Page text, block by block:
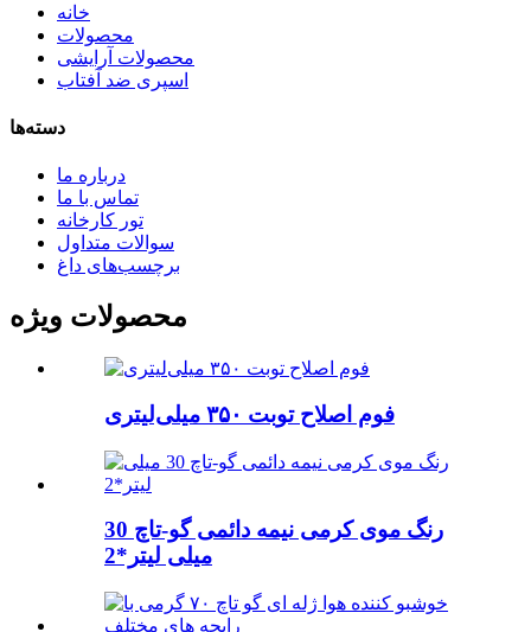
خانه
محصولات
محصولات آرایشی
اسپری ضد آفتاب
دسته‌ها
درباره ما
تماس با ما
تور کارخانه
سوالات متداول
برچسب‌های داغ
محصولات ویژه
فوم اصلاح توبت ۳۵۰ میلی‌لیتری
رنگ موی کرمی نیمه دائمی گو-تاچ 30
میلی لیتر*2